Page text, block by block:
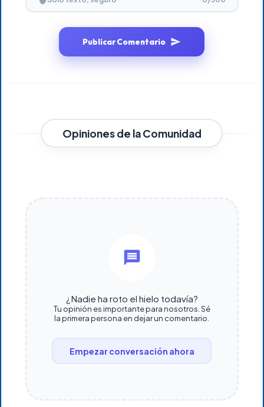
Publicar Comentario
Opiniones de la Comunidad
¿Nadie ha roto el hielo todavía?
Tu opinión es importante para nosotros. Sé
la primera persona en dejar un comentario.
Empezar conversación ahora